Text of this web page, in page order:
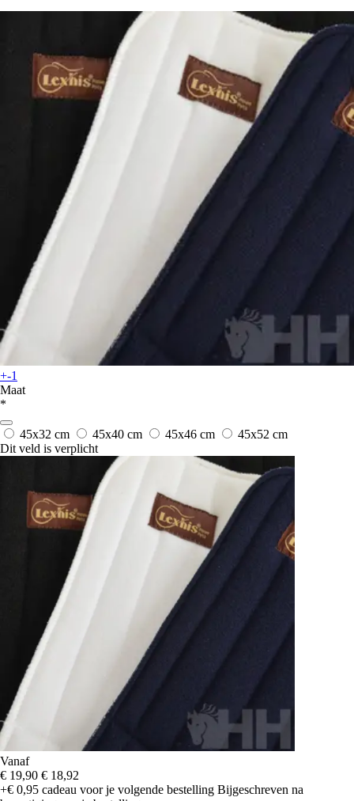
+-1
Maat
*
45x32 cm 45x40 cm 45x46 cm
45x52 cm
Dit veld is verplicht
Vanaf
€ 19,90 € 18,92
+€ 0,95 cadeau voor je volgende bestelling Bijgeschreven na